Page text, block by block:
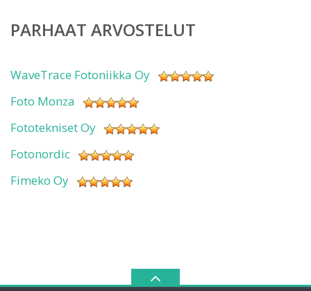
PARHAAT ARVOSTELUT
WaveTrace Fotoniikka Oy
Foto Monza
Fototekniset Oy
Fotonordic
Fimeko Oy